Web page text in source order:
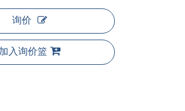
询价
加入询价篮